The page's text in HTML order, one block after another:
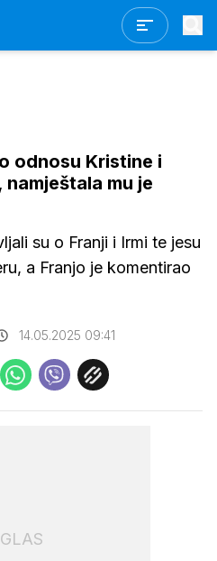
odnosu Kristine i
mu je
su o Franji i Irmi te jesu
a Franjo je komentirao
14.05.2025 09:41